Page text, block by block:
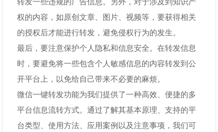
权的内容，如原创文章、图片、视频等，要获得相关
的授权后才能进行转发，避免侵权行为的发生。
最后，要注意保护个人隐私和信息安全。在转发信息
时，要避免将一些包含个人敏感信息的内容转发到公
开平台上，以免给自己带来不必要的麻烦。
微信一键转发功能为我们提供了一种高效、便捷的多
平台信息流转方式。通过了解其基本原理、支持的平
台类型、使用方法、应用案例以及注意事项，我们可